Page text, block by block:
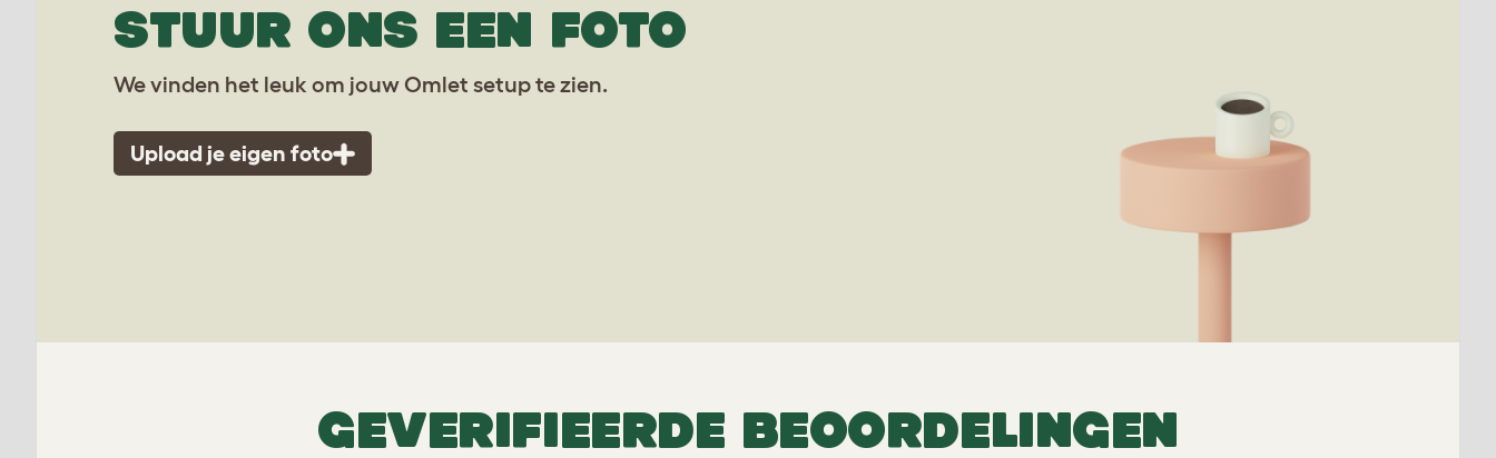
STUUR ONS EEN FOTO
We vinden het leuk om jouw Omlet setup te zien.
Upload je eigen foto
GEVERIFIEERDE BEOORDELINGEN